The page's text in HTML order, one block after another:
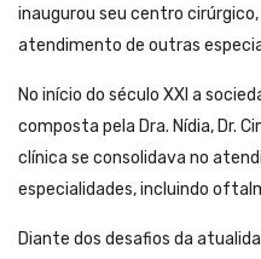
inaugurou seu centro
atendimento de outras
No início do século XXI a
composta pela Dra. Nídia, Dr.
clínica se consolidava no
especialidades, incluindo
Diante dos desafios da